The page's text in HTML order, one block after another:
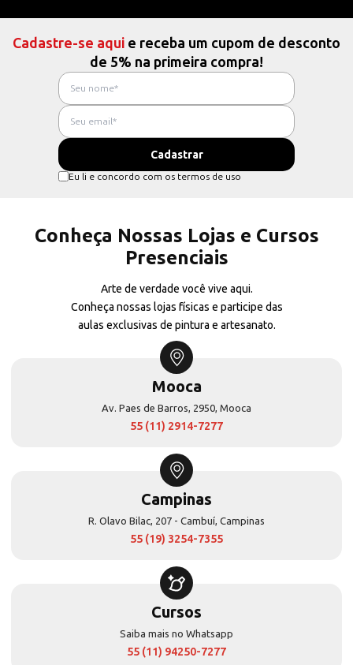
Cadastre-se aqui e receba um cupom de desconto
de 5% na primeira compra!
Eu li e concordo com os termos de uso
Conheça Nossas Lojas e Cursos
Presenciais
Arte de verdade você vive aqui.
Conheça nossas lojas físicas e participe das
aulas exclusivas de pintura e artesanato.
Mooca
Av. Paes de Barros, 2950, Mooca
55 (11) 2914-7277
Campinas
R. Olavo Bilac, 207 - Cambuí, Campinas
55 (19) 3254-7355
Cursos
Saiba mais no Whatsapp
55 (11) 94250-7277